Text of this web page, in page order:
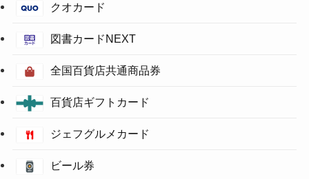
クオカード
図書カードNEXT
全国百貨店共通商品券
百貨店ギフトカード
ジェフグルメカード
ビール券